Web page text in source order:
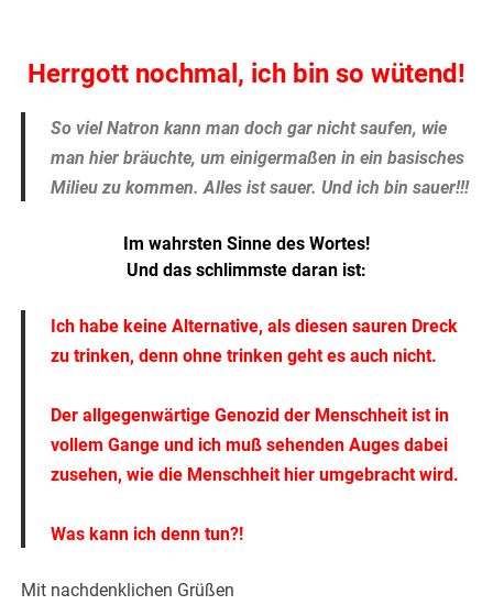
Herrgott nochmal, ich bin so wütend!
So viel Natron kann man doch gar nicht saufen, wie
man hier bräuchte, um einigermaßen in ein basisches
Milieu zu kommen. Alles ist sauer. Und ich bin sauer!!!
Im wahrsten Sinne des Wortes!
Und das schlimmste daran ist:
Ich habe keine Alternative, als diesen sauren Dreck
zu trinken, denn ohne trinken geht es auch nicht.
Der allgegenwärtige Genozid der Menschheit ist in
vollem Gange und ich muß sehenden Auges dabei
zusehen, wie die Menschheit hier umgebracht wird.
Was kann ich denn tun?!
Mit nachdenklichen Grüßen